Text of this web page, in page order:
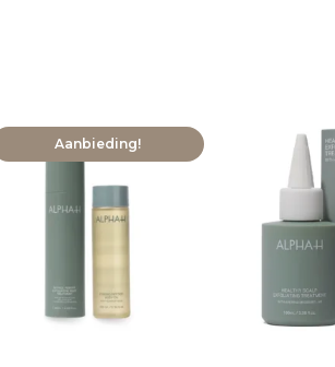
Aanbieding!